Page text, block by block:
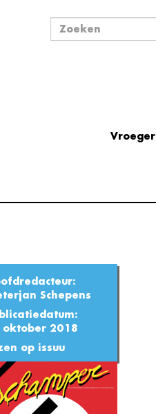
Zoekveld
Vroeger
Schepens
oktober 2018
op issuu